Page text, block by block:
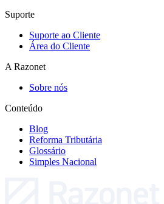
Suporte
Suporte ao Cliente
Área do Cliente
A Razonet
Sobre nós
Conteúdo
Blog
Reforma Tributária
Glossário
Simples Nacional